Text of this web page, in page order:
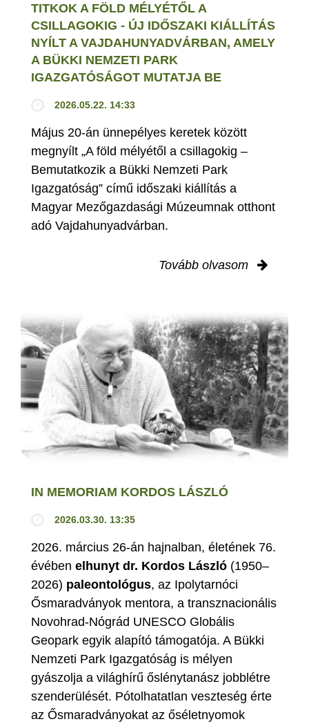
TITKOK A FÖLD MÉLYÉTŐL A
CSILLAGOKIG - ÚJ IDŐSZAKI KIÁLLÍTÁS
NYÍLT A VAJDAHUNYADVÁRBAN, AMELY
A BÜKKI NEMZETI PARK
IGAZGATÓSÁGOT MUTATJA BE
2026.05.22. 14:33
Május 20-án ünnepélyes keretek között
megnyílt „A föld mélyétől a csillagokig –
Bemutatkozik a Bükki Nemzeti Park
Igazgatóság” című időszaki kiállítás a
Magyar Mezőgazdasági Múzeumnak otthont
adó Vajdahunyadvárban.
Tovább olvasom
IN MEMORIAM KORDOS LÁSZLÓ
2026.03.30. 13:35
2026. március 26-án hajnalban, életének 76.
évében elhunyt dr. Kordos László (1950–
2026) paleontológus, az Ipolytarnóci
Ősmaradványok mentora, a transznacionális
Novohrad-Nógrád UNESCO Globális
Geopark egyik alapító támogatója. A Bükki
Nemzeti Park Igazgatóság is mélyen
gyászolja a világhírű őslénytanász jobblétre
szenderülését. Pótolhatatlan veszteség érte
az Ősmaradványokat az őséletnyomok